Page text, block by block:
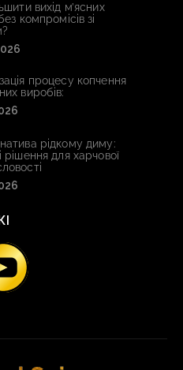
вихід м’ясних
компромісів зі
процесу копчення
виробів:
рідкому диму:
рішення для харчової